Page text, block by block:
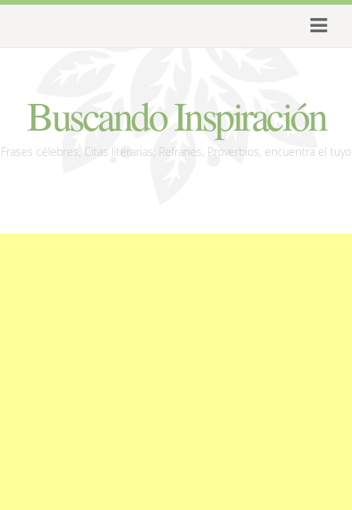
Buscando Inspiración
Frases célebres, Citas literarias, Refranes, Proverbios, encuentra el tuyo